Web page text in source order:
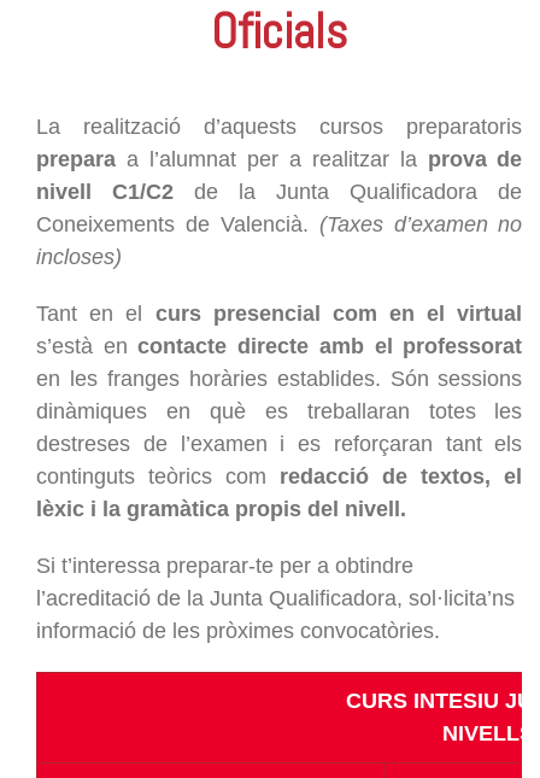
Oficials
La realització d’aquests cursos preparatoris
preparaa l’alumnat per a realitzar la prova de
nivell C1/C2 de la Junta Qualificadora de
Coneixements de Valencià. (Taxes d’examen no
incloses)
Tant en el curs presencial com en el virtual
s’està encontacte directe amb el professorat
en les franges horàries establides. Són sessions
dinàmiques en què es treballaran totes les
destreses de l’examen i es reforçaran tant els
continguts teòrics com redacció de textos, el
lèxic i la gramàtica propis del nivell.
Si t’interessa preparar-te per a obtindre
l’acreditació de la Junta Qualificadora, sol·licita’ns
informació de les pròximes convocatòries.
CURS INTESIU
NIVELLS